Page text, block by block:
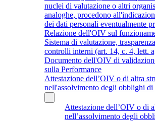
nuclei di valutazione o altri
analoghe, procedono
dei dati personali eventualmente
Relazione dell'OIV sul
Sistema di valutazione,
controlli interni (art. 14, c. 4, lett.
Documento dell'OIV di
sulla Performance
Attestazione dell’OIV o di altra
nell'assolvimento degli obblighi di
Attestazione dell’OIV o di
nell’assolvimento degli